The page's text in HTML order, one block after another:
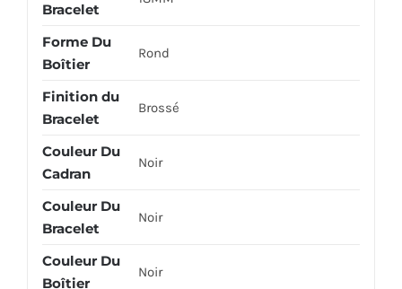
Bracelet
Forme Du
Boîtier
Rond
Finition du
Bracelet
Brossé
Couleur Du
Cadran
Noir
Couleur Du
Bracelet
Noir
Couleur Du
Boîtier
Noir